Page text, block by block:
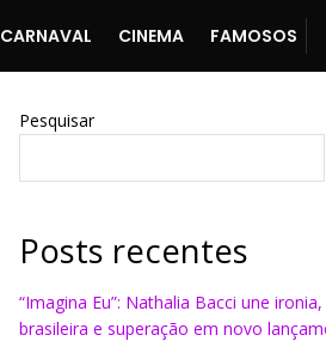
CARNAVAL CINEMA FAMOSOS
Pesquisar
Posts recentes
“Imagina Eu”: Nathalia Bacci une
brasileira e superação em novo